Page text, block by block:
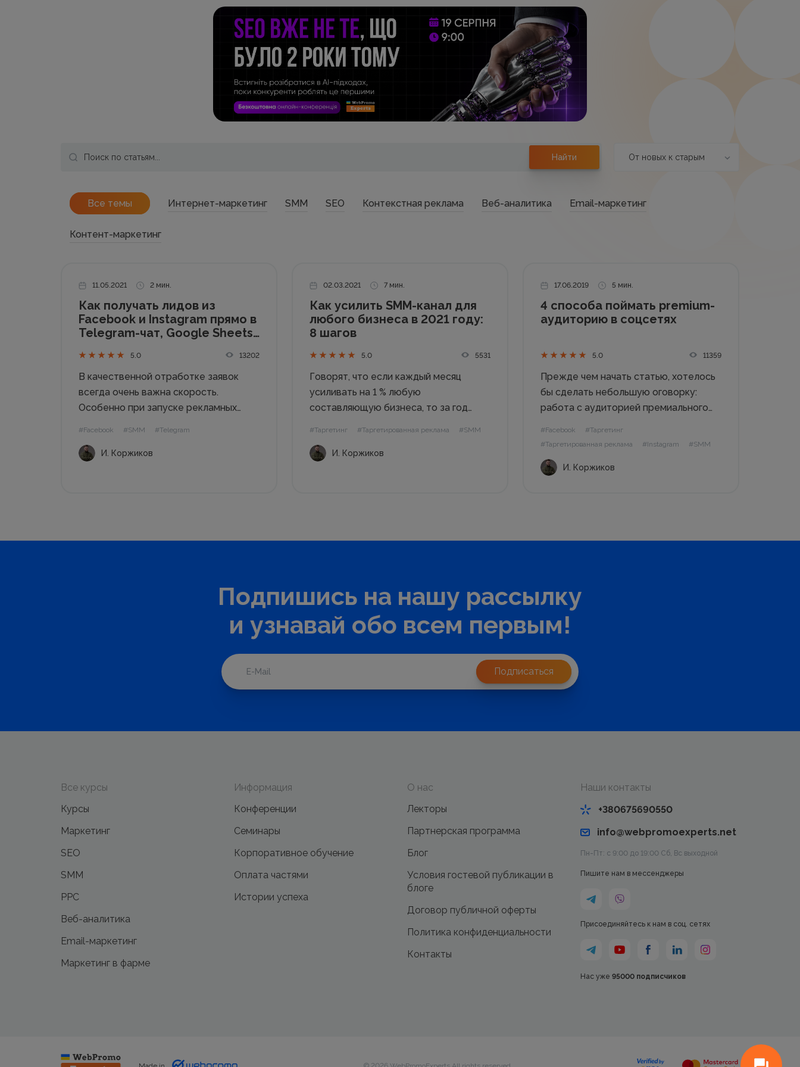
Найти От новых к старым
Все темы Интернет-маркетинг SMM SEO Контекстная реклама Веб-аналитика Email-маркетинг
Контент-маркетинг
11.05.2021 2 мин.
Как получать лидов из
Facebook и Instagram прямо в
Telegram-чат, Google Sheets
загружать их в CRM
5.0 13202
В качественной отработке заявок
всегда очень важна скорость.
Особенно при запуске рекламных
непосредственно из лид-форм внутри
#Facebook #SMM #Telegram
И. Коржиков
02.03.2021 7 мин.
Как усилить SMM-канал для
любого бизнеса в 2021 году:
8 шагов
5.0 5531
Говорят, что если каждый месяц
усиливать на 1 % любую
составляющую бизнеса, то за год
маркетинга ADINDEX решило
#Таргетинг #Таргетированная реклама #SMM
И. Коржиков
17.06.2019 5 мин.
4 способа поймать premium-
аудиторию в соцсетях
5.0 11359
Прежде чем начать статью, хотелось
бы сделать небольшую оговорку:
работа с аудиторией премиального
продукты с высоким чеком и
#Facebook
#Таргетинг
#Таргетированная реклама
#Instagram #SMM
И. Коржиков
Подпишись на нашу рассылку
и узнавай обо всем первым!
Подписаться
Все курсы
Курсы
Маркетинг
SEO
SMM
PPC
Веб-аналитика
Email-маркетинг
Маркетинг в фарме
Информация
Конференции
Семинары
Корпоративное обучение
Оплата частями
Истории успеха
О нас
Лекторы
Партнерская программа
Блог
Условия гостевой публикации в
блоге
Договор публичной оферты
Политика конфиденциальности
Контакты
Наши контакты
+380675690550
info@webpromoexperts.net
Пн-Пт: с 9:00 до 19:00 Cб, Вс выходной
Пишите нам в мессенджеры
Присоединяйтесь к нам в соц. сетях
Нас уже 95000 подписчиков